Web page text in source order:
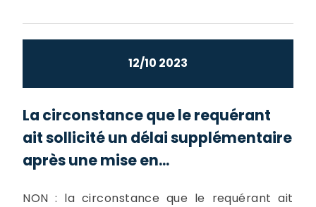
12/10 2023
La circonstance que le requérant
ait sollicité un délai supplémentaire
après une mise en...
NON : la circonstance que le requérant ait